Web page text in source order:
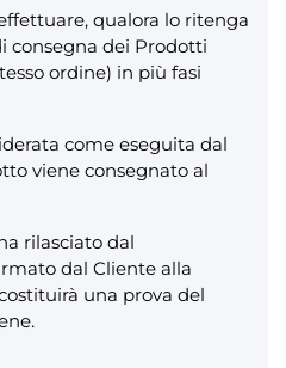
qualora lo ritenga
consegna dei Prodotti
ordine) in più fasi
come eseguita dal
viene consegnato al
rilasciato dal
dal Cliente alla
una prova del